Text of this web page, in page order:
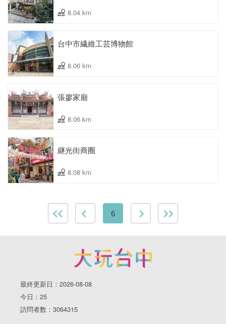
8.04 km
台中市繊維工芸博物館
8.06 km
張廖家廟
8.06 km
継光街商圈
8.08 km
6
最終更新日：2026-08-08
今日：25
訪問者数：3064315